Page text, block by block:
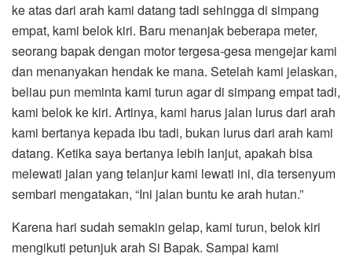
ke atas dari arah kami datang tadi sehingga di simpang
empat, kami belok kiri. Baru menanjak beberapa meter,
seorang bapak dengan motor tergesa-gesa mengejar kami
dan menanyakan hendak ke mana. Setelah kami jelaskan,
beliau pun meminta kami turun agar di simpang empat tadi,
kami belok ke kiri. Artinya, kami harus jalan lurus dari arah
kami bertanya kepada ibu tadi, bukan lurus dari arah kami
datang. Ketika saya bertanya lebih lanjut, apakah bisa
melewati jalan yang telanjur kami lewati ini, dia tersenyum
sembari mengatakan, “Ini jalan buntu ke arah hutan.”
Karena hari sudah semakin gelap, kami turun, belok kiri
mengikuti petunjuk arah Si Bapak. Sampai kami